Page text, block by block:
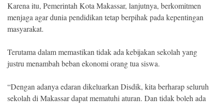
Karena itu, Pemerintah Kota Makassar, lanjutnya, berkomitmen
menjaga agar dunia pendidikan tetap berpihak pada kepentingan
masyarakat.
Terutama dalam memastikan tidak ada kebijakan sekolah yang
justru menambah beban ekonomi orang tua siswa.
“Dengan adanya edaran dikeluarkan Disdik, kita berharap seluruh
sekolah di Makassar dapat mematuhi aturan. Dan tidak boleh ada